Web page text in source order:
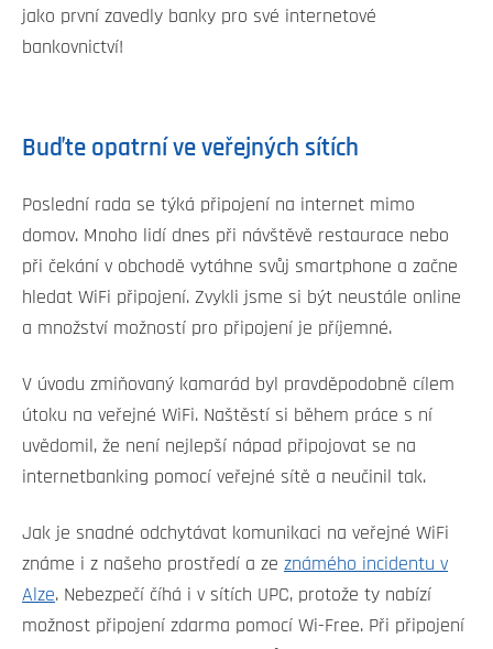
jako první zavedly banky pro své internetové
bankovnictví!
Buďte opatrní ve veřejných sítích
Poslední rada se týká připojení na internet mimo
domov. Mnoho lidí dnes při návštěvě restaurace nebo
při čekání v obchodě vytáhne svůj smartphone a začne
hledat WiFi připojení. Zvykli jsme si být neustále online
a množství možností pro připojení je příjemné.
V úvodu zmiňovaný kamarád byl pravděpodobně cílem
útoku na veřejné WiFi. Naštěstí si během práce s ní
uvědomil, že není nejlepší nápad připojovat se na
internetbanking pomocí veřejné sítě a neučinil tak.
Jak je snadné odchytávat komunikaci na veřejné WiFi
známe i z našeho prostředí a ze známého incidentu v
Alze. Nebezpečí číhá i v sítích UPC, protože ty nabízí
možnost připojení zdarma pomocí Wi-Free. Při připojení